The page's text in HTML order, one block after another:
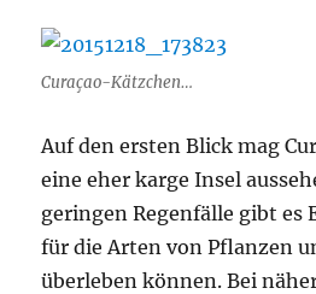
Curaçao-Kätzchen…
Auf den ersten Blick mag
eine eher karge Insel
geringen Regenfälle gibt es
für die Arten von Pflanzen
überleben können. Bei